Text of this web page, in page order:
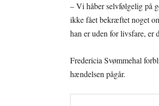
– Vi håber selvfølgelig på
ikke fået bekræftet noget
han er uden for livsfare, er
Fredericia Svømmehal
hændelsen pågår.